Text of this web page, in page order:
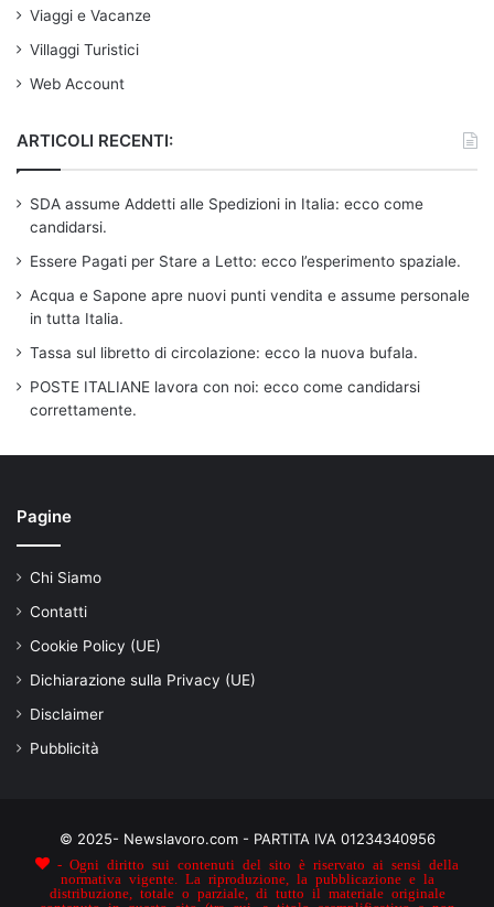
Viaggi e Vacanze
Villaggi Turistici
Web Account
ARTICOLI RECENTI:
SDA assume Addetti alle Spedizioni in Italia: ecco come
candidarsi.
Essere Pagati per Stare a Letto: ecco l’esperimento spaziale.
Acqua e Sapone apre nuovi punti vendita e assume personale
in tutta Italia.
Tassa sul libretto di circolazione: ecco la nuova bufala.
POSTE ITALIANE lavora con noi: ecco come candidarsi
correttamente.
Pagine
Chi Siamo
Contatti
Cookie Policy (UE)
Dichiarazione sulla Privacy (UE)
Disclaimer
Pubblicità
© 2025- Newslavoro.com - PARTITA IVA 01234340956
- Ogni diritto sui contenuti del sito è riservato ai sensi della
normativa vigente. La riproduzione, la pubblicazione e la
distribuzione, totale o parziale, di tutto il materiale originale